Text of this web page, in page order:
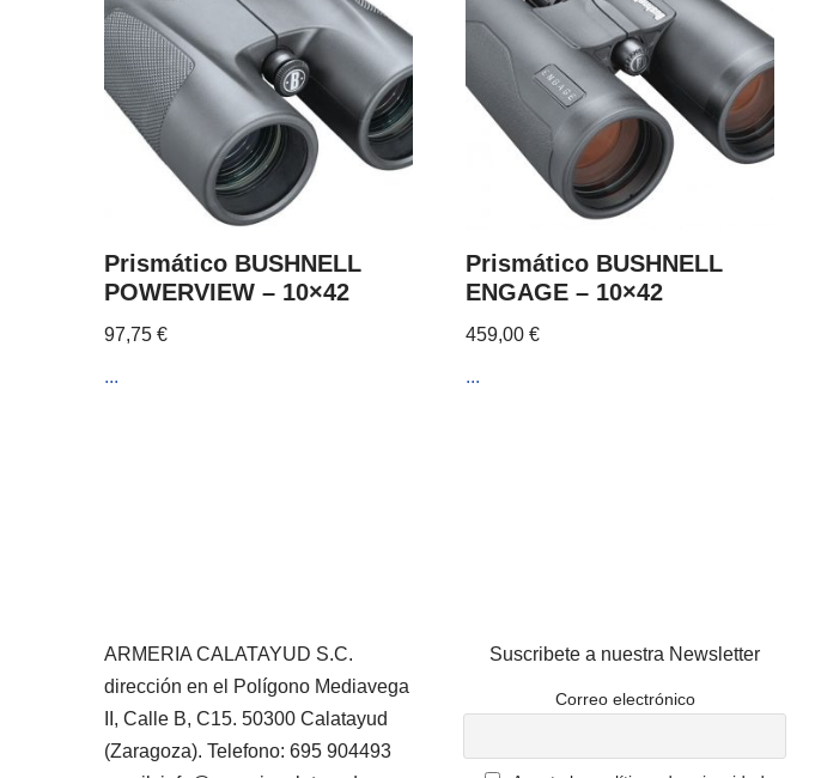
Prismático BUSHNELL
POWERVIEW – 10×42
97,75 €
...
Prismático BUSHNELL
ENGAGE – 10×42
459,00€
...
ARMERIA CALATAYUD S.C.
dirección en el Polígono Mediavega
II, Calle B, C15. 50300 Calatayud
(Zaragoza). Telefono: 695 904493
Suscribete a nuestra Newsletter
Correo electrónico